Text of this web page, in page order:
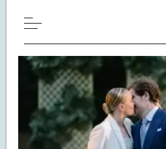
WILL YOU MARRY
LUA DE MEL
COZINHA
DECORAÇÃO
DE NOIVA PRA NOIVA
S.O.S CASADAS